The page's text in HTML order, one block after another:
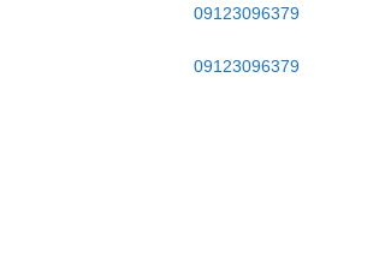
09123096379
09123096379